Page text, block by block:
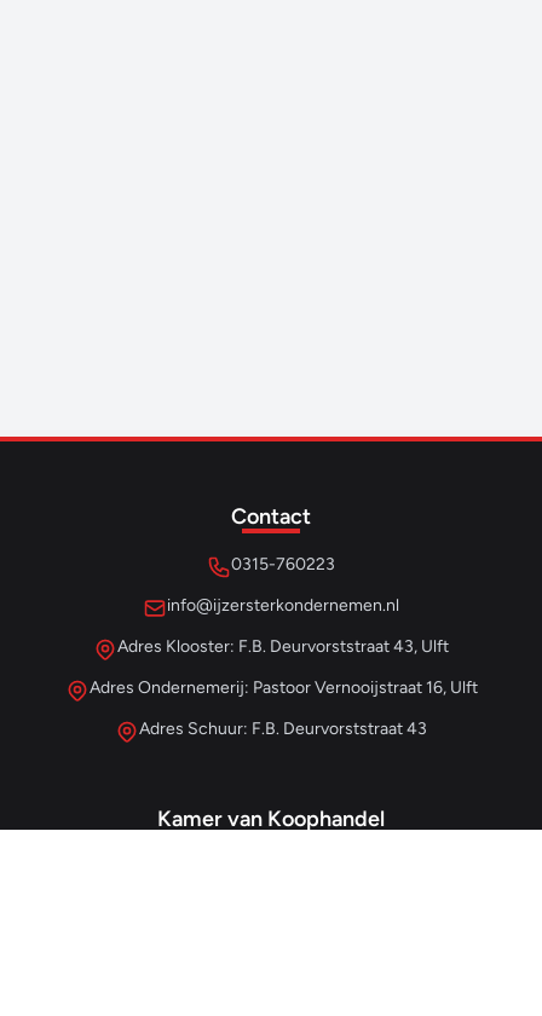
Contact
0315-760223
info@ijzersterkondernemen.nl
Adres Klooster: F.B. Deurvorststraat 43, Ulft
Adres Ondernemerij: Pastoor Vernooijstraat 16, Ulft
Adres Schuur: F.B. Deurvorststraat 43
Kamer van Koophandel